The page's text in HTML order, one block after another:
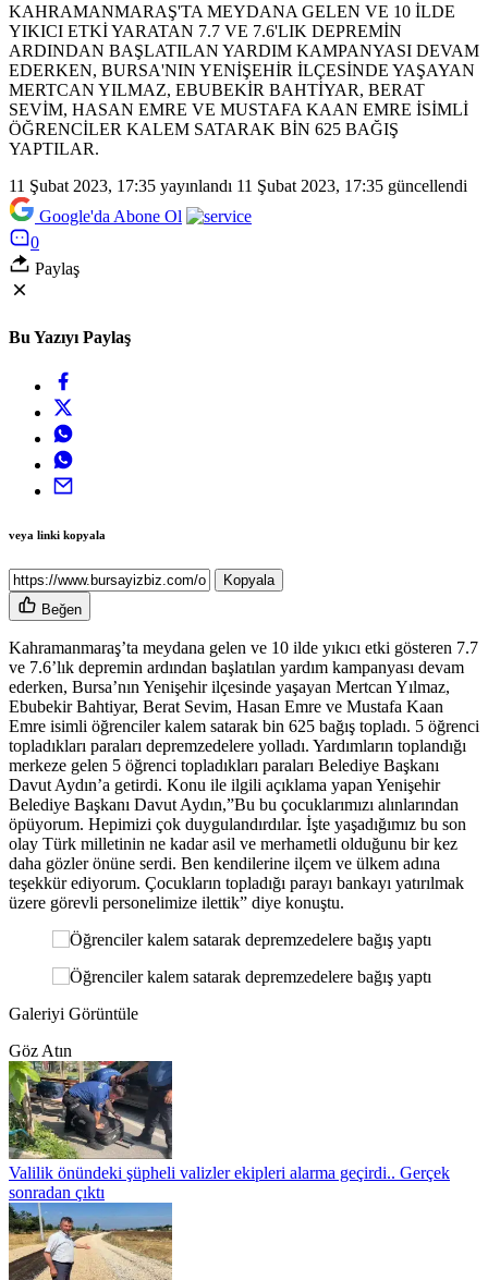
KAHRAMANMARAŞ'TA MEYDANA GELEN VE 10 İLDE
YIKICI ETKİ YARATAN 7.7 VE 7.6'LIK DEPREMİN
ARDINDAN BAŞLATILAN YARDIM KAMPANYASI DEVAM
EDERKEN, BURSA'NIN YENİŞEHİR İLÇESİNDE YAŞAYAN
MERTCAN YILMAZ, EBUBEKİR BAHTİYAR, BERAT
SEVİM, HASAN EMRE VE MUSTAFA KAAN EMRE İSİMLİ
ÖĞRENCİLER KALEM SATARAK BİN 625 BAĞIŞ
YAPTILAR.
11 Şubat 2023, 17:35 yayınlandı 11 Şubat 2023, 17:35 güncellendi
Google'da Abone Ol
0
Paylaş
Bu Yazıyı Paylaş
veya linki kopyala
Kopyala
Beğen
Kahramanmaraş’ta meydana gelen ve 10 ilde yıkıcı etki gösteren 7.7
ve 7.6’lık depremin ardından başlatılan yardım kampanyası devam
ederken, Bursa’nın Yenişehir ilçesinde yaşayan Mertcan Yılmaz,
Ebubekir Bahtiyar, Berat Sevim, Hasan Emre ve Mustafa Kaan
Emre isimli öğrenciler kalem satarak bin 625 bağış topladı. 5 öğrenci
topladıkları paraları depremzedelere yolladı. Yardımların toplandığı
merkeze gelen 5 öğrenci topladıkları paraları Belediye Başkanı
Davut Aydın’a getirdi. Konu ile ilgili açıklama yapan Yenişehir
Belediye Başkanı Davut Aydın,”Bu bu çocuklarımızı alınlarından
öpüyorum. Hepimizi çok duygulandırdılar. İşte yaşadığımız bu son
olay Türk milletinin ne kadar asil ve merhametli olduğunu bir kez
daha gözler önüne serdi. Ben kendilerine ilçem ve ülkem adına
teşekkür ediyorum. Çocukların topladığı parayı bankayı yatırılmak
üzere görevli personelimize ilettik” diye konuştu.
Galeriyi Görüntüle
Göz Atın
Valilik önündeki şüpheli valizler ekipleri alarma geçirdi.. Gerçek
sonradan çıktı